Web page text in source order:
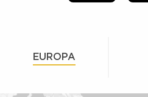
EUROPA